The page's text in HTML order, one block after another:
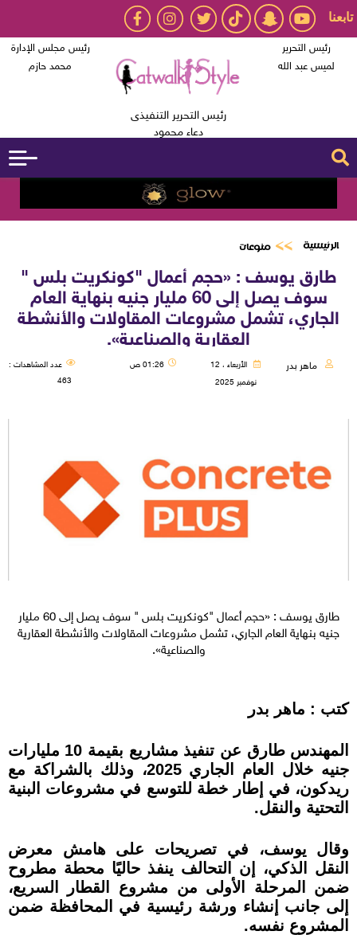
تابعنا
رئيس التحرير
لميس عبد الله
رئيس التحرير التنفيذى
دعاء محمود
رئيس مجلس الإدارة
محمد حازم
الرئيسية منوعات
طارق يوسف : «حجم أعمال "كونكريت بلس "
سوف يصل إلى 60 مليار جنيه بنهاية العام
الجاري، تشمل مشروعات المقاولات والأنشطة
العقارية والصناعية».
ماهر بدر
الأربعاء ، 12
نوفمبر 2025
01:26 ص
عدد المشاهدات :
463
طارق يوسف : «حجم أعمال "كونكريت بلس " سوف يصل إلى 60 مليار
جنيه بنهاية العام الجاري، تشمل مشروعات المقاولات والأنشطة العقارية
والصناعية».
كتب : ماهر بدر
المهندس طارق عن تنفيذ مشاريع بقيمة 10 مليارات
جنيه خلال العام الجاري 2025، وذلك بالشراكة مع
ريدكون، في إطار خطة للتوسع في مشروعات البنية
التحتية والنقل.
وقال يوسف، في تصريحات على هامش معرض
النقل الذكي، إن التحالف ينفذ حاليًا محطة مطروح
ضمن المرحلة الأولى من مشروع القطار السريع،
إلى جانب إنشاء ورشة رئيسية في المحافظة ضمن
المشروع نفسه.